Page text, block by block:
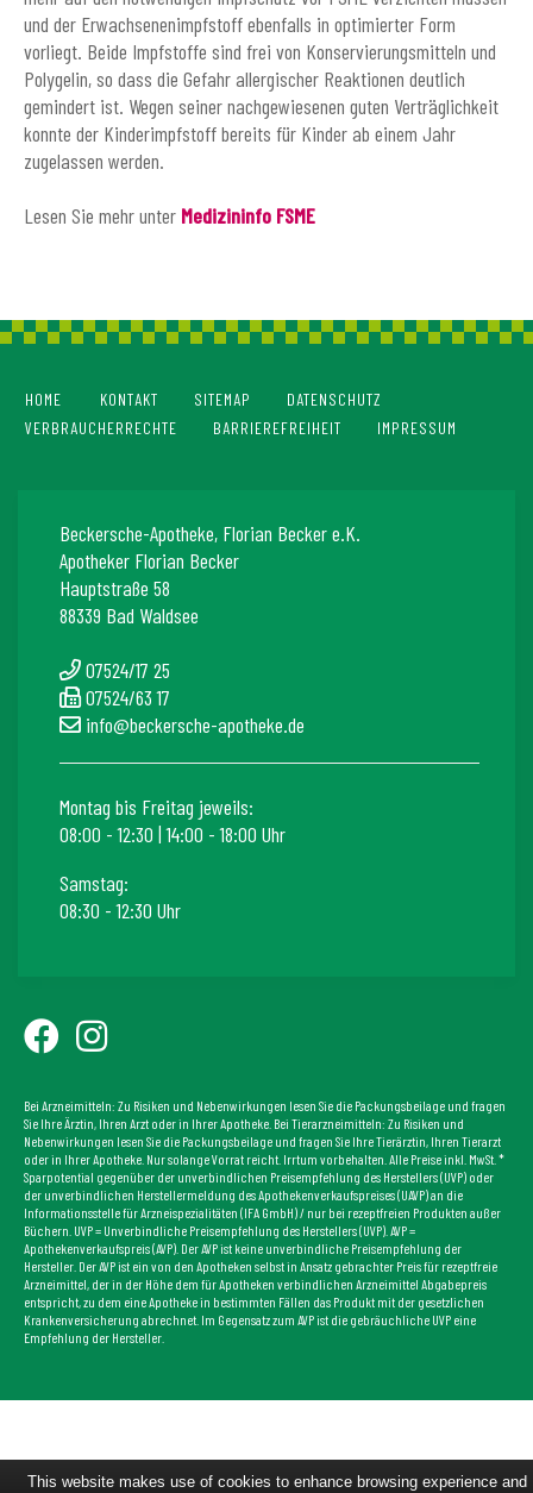
und der Erwachsenenimpfstoff ebenfalls in optimierter Form
vorliegt. Beide Impfstoffe sind frei von Konservierungsmitteln und
Polygelin, so dass die Gefahr allergischer Reaktionen deutlich
gemindert ist. Wegen seiner nachgewiesenen guten Verträglichkeit
konnte der Kinderimpfstoff bereits für Kinder ab einem Jahr
zugelassen werden.
Lesen Sie mehr unter Medizininfo FSME
HOME KONTAKT SITEMAP
DATENSCHUTZ
VERBRAUCHERRECHTE
BARRIEREFREIHEIT IMPRESSUM
Beckersche-Apotheke, Florian Becker e.K.
Apotheker Florian Becker
Hauptstraße 58
88339 Bad Waldsee
07524/17 25
07524/63 17
info@beckersche-apotheke.de
Montag bis Freitag jeweils:
08:00 - 12:30 | 14:00 - 18:00 Uhr
Samstag:
08:30 - 12:30 Uhr
Bei Arzneimitteln: Zu Risiken und Nebenwirkungen lesen Sie die Packungsbeilage und fragen
Sie Ihre Ärztin, Ihren Arzt oder in Ihrer Apotheke. Bei Tierarzneimitteln: Zu Risiken und
Nebenwirkungen lesen Sie die Packungsbeilage und fragen Sie Ihre Tierärztin, Ihren Tierarzt
oder in Ihrer Apotheke. Nur solange Vorrat reicht. Irrtum vorbehalten. Alle Preise inkl. MwSt. *
Sparpotential gegenüber der unverbindlichen Preisempfehlung des Herstellers (UVP) oder
der unverbindlichen Herstellermeldung des Apothekenverkaufspreises (UAVP) an die
Informationsstelle für Arzneispezialitäten (IFA GmbH) / nur bei rezeptfreien Produkten außer
Büchern. UVP = Unverbindliche Preisempfehlung des Herstellers (UVP). AVP =
Apothekenverkaufspreis (AVP). Der AVP ist keine unverbindliche Preisempfehlung der
Hersteller. Der AVP ist ein von den Apotheken selbst in Ansatz gebrachter Preis für rezeptfreie
Arzneimittel, der in der Höhe dem für Apotheken verbindlichen Arzneimittel Abgabepreis
entspricht, zu dem eine Apotheke in bestimmten Fällen das Produkt mit der gesetzlichen
Krankenversicherung abrechnet. Im Gegensatz zum AVP ist die gebräuchliche UVP eine
Empfehlung der Hersteller.
This website makes use of cookies to enhance browsing experience and